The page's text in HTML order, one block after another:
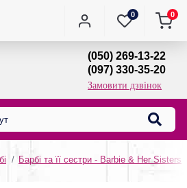
0 0
(050) 269-13-22
(097) 330-35-20
Замовити дзвінок
Барбі та її сестри - Barbie & Her Sisters